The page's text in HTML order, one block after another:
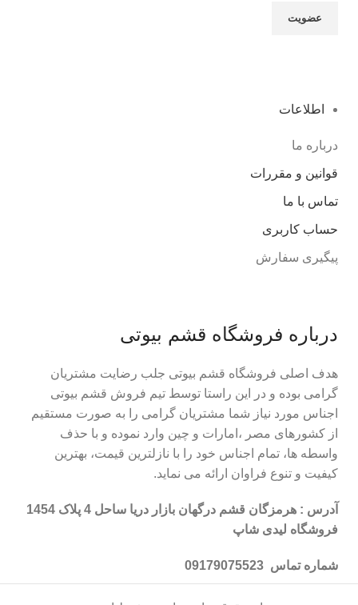
اطلاعات
درباره ما
قوانین و مقررات
تماس با ما
حساب کاربری
پیگیری سفارش
درباره فروشگاه قشم بیوتی
هدف اصلی فروشگاه قشم بیوتی جلب رضایت مشتریان
گرامی بوده و در این راستا توسط تیم فروش قشم بیوتی
اجناس مورد نیاز شما مشتریان گرامی را به صورت مستقیم
از کشورهای مصر ،امارات و چین وارد نموده و با حذف
واسطه ها، تمام اجناس خود را با نازلترین قیمت، بهترین
کیفیت و تنوع فراوان ارائه می نماید.
آدرس : هرمزگان قشم درگهان بازار دریا ساحل 4 پلاک 1454
فروشگاه لیدی شاپ
شماره تماس 09179075523